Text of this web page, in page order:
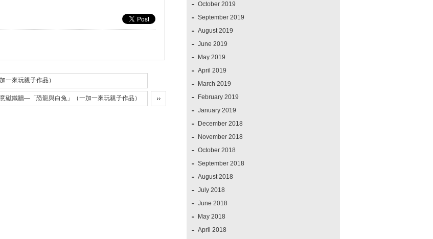
一來玩親子作品）
磁鐵牆—「恐龍與白兔」（一加一來玩親子作品）
October 2019
September 2019
August 2019
June 2019
May 2019
April 2019
March 2019
February 2019
January 2019
December 2018
November 2018
October 2018
September 2018
August 2018
July 2018
June 2018
May 2018
April 2018